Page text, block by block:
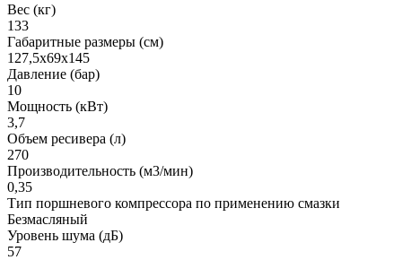
Вес (кг)
133
Габаритные размеры (см)
127,5х69х145
Давление (бар)
10
Мощность (кВт)
3,7
Объем ресивера (л)
270
Производительность (м3/мин)
0,35
Тип поршневого компрессора по применению смазки
Безмасляный
Уровень шума (дБ)
57